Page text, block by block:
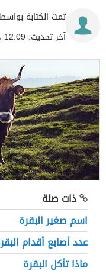
تمت الكتابة
آخر تحديث: 12:09 ، 15 مارس 2022
ذات صلة
اسم صغير البقرة
عدد أصابع أقدام
ماذا تأكل البقرة